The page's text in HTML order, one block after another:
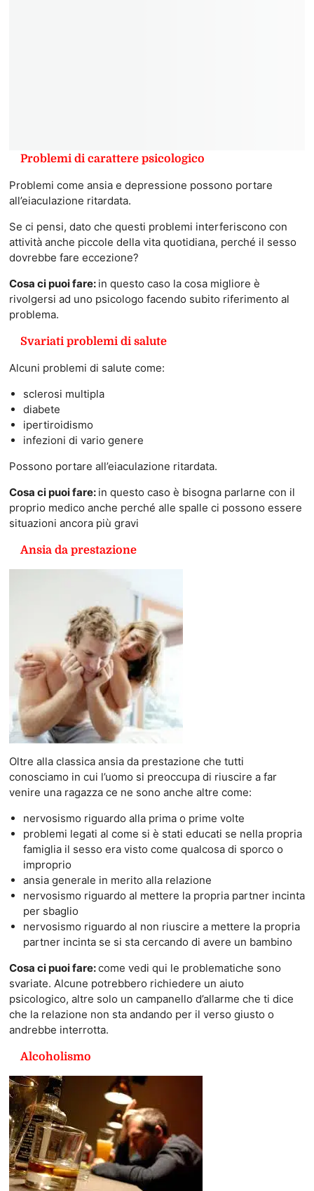
Problemi di carattere psicologico
Problemi come ansia e depressione possono portare
all’eiaculazione ritardata.
Se ci pensi, dato che questi problemi interferiscono con
attività anche piccole della vita quotidiana, perché il sesso
dovrebbe fare eccezione?
Cosa ci puoi fare: in questo caso la cosa migliore è
rivolgersi ad uno psicologo facendo subito riferimento al
problema.
Svariati problemi di salute
Alcuni problemi di salute come:
sclerosi multipla
diabete
ipertiroidismo
infezioni di vario genere
Possono portare all’eiaculazione ritardata.
Cosa ci puoi fare: in questo caso è bisogna parlarne con il
proprio medico anche perché alle spalle ci possono essere
situazioni ancora più gravi
Ansia da prestazione
Oltre alla classica ansia da prestazione che tutti
conosciamo in cui l’uomo si preoccupa di riuscire a far
venire una ragazza ce ne sono anche altre come:
nervosismo riguardo alla prima o prime volte
problemi legati al come si è stati educati se nella propria
famiglia il sesso era visto come qualcosa di sporco o
improprio
ansia generale in merito alla relazione
nervosismo riguardo al mettere la propria partner incinta
per sbaglio
nervosismo riguardo al non riuscire a mettere la propria
partner incinta se si sta cercando di avere un bambino
Cosa ci puoi fare:come vedi qui le problematiche sono
svariate. Alcune potrebbero richiedere un aiuto
psicologico, altre solo un campanello d’allarme che ti dice
che la relazione non sta andando per il verso giusto o
andrebbe interrotta.
Alcoholismo